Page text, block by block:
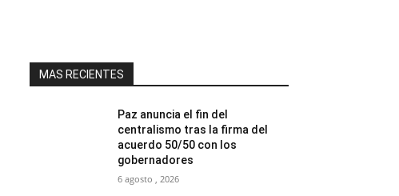
MAS RECIENTES
Paz anuncia el fin del
centralismo tras la firma del
acuerdo 50/50 con los
gobernadores
6 agosto , 2026